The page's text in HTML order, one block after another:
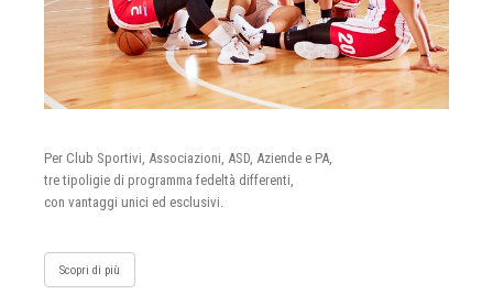
Per Club Sportivi, Associazioni, ASD, Aziende e PA,
tre tipoligie di programma fedeltà differenti,
con vantaggi unici ed esclusivi.
Scopri di più